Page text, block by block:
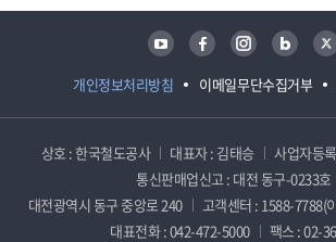
개인정보처리방침 이메일무단수집거부
유튜브 페이스북 인스타그램 블로그 트위터
상호 : 한국철도공사 대표자 : 김태승
사업자등
통신판매업신고 : 대전 동구-0233호
대전광역시 동구 중앙로 240
고객센터 : 1588-7788(
대표전화 : 042-472-5000
팩스 : 02-